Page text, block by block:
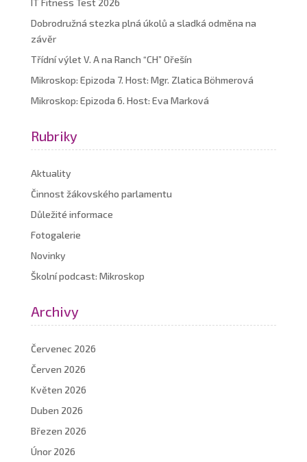
IT Fitness Test 2026
Dobrodružná stezka plná úkolů a sladká odměna na
závěr
Třídní výlet V. A na Ranch “CH” Ořešín
Mikroskop: Epizoda 7. Host: Mgr. Zlatica Böhmerová
Mikroskop: Epizoda 6. Host: Eva Marková
Rubriky
Aktuality
Činnost žákovského parlamentu
Důležité informace
Fotogalerie
Novinky
Školní podcast: Mikroskop
Archivy
Červenec 2026
Červen 2026
Květen 2026
Duben 2026
Březen 2026
Únor 2026